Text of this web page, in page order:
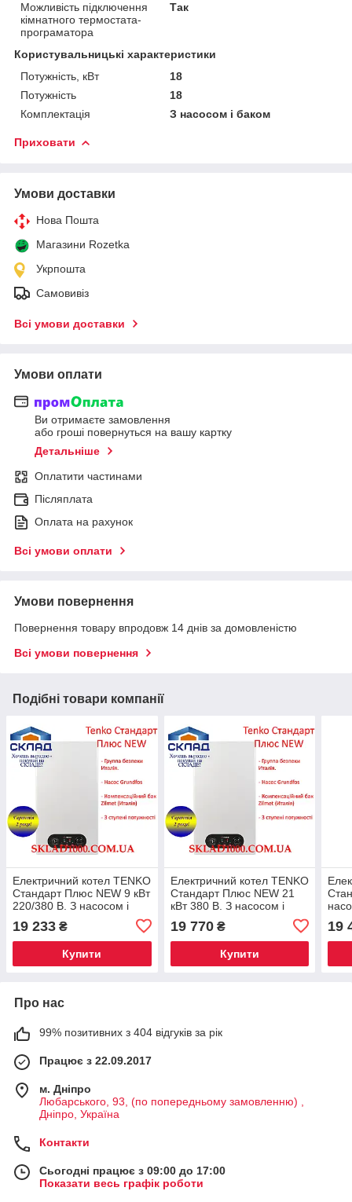
Можливість підключення
кімнатного термостата-
програматора
Так
Користувальницькі характеристики
Потужність, кВт
18
Потужність
18
Комплектація
З насосом і баком
Приховати
Умови доставки
Нова Пошта
Магазини Rozetka
Укрпошта
Самовивіз
Всі умови доставки
Умови оплати
Ви отримаєте замовлення
або гроші повернуться на вашу картку
Детальніше
Оплатити частинами
Післяплата
Оплата на рахунок
Всі умови оплати
Умови повернення
Повернення товару впродовж 14 днів за домовленістю
Всі умови повернення
Подібні товари компанії
Електричний котел TENKO
Стандарт Плюс NEW 9 кВт
220/380 В. З насосом і
19 233 ₴
Купити
Електричний котел TENKO
Стандарт Плюс NEW 21
кВт 380 В. З насосом і
19 770₴
Купити
19
Про нас
99% позитивних з 404 відгуків за рік
Працює з 22.09.2017
м. Дніпро
Любарського, 93, (по попередньому замовленню) ,
Дніпро, Україна
Контакти
Сьогодні працює з 09:00 до 17:00
Показати весь графік роботи